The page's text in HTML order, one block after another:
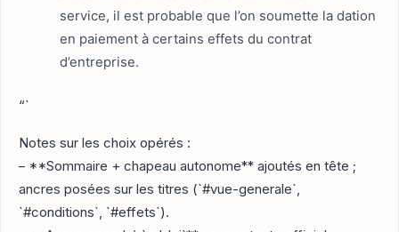
service, il est probable que l’on soumette la dation
en paiement à certains effets du contrat
d’entreprise.
“`
Notes sur les choix opérés :
– **Sommaire + chapeau autonome** ajoutés en tête ;
ancres posées sur les titres (`#vue-generale`,
`#conditions`, `#effets`).